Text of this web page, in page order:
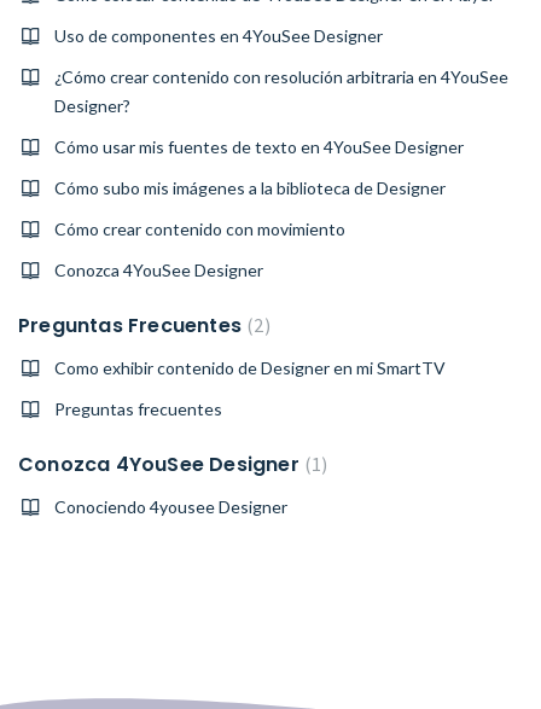
Uso de componentes en 4YouSee Designer
¿Cómo crear contenido con resolución arbitraria en 4YouSee
Designer?
Cómo usar mis fuentes de texto en 4YouSee Designer
Cómo subo mis imágenes a la biblioteca de Designer
Cómo crear contenido con movimiento
Conozca 4YouSee Designer
Preguntas Frecuentes 2
Como exhibir contenido de Designer en mi SmartTV
Preguntas frecuentes
Conozca 4YouSee Designer 1
Conociendo 4yousee Designer